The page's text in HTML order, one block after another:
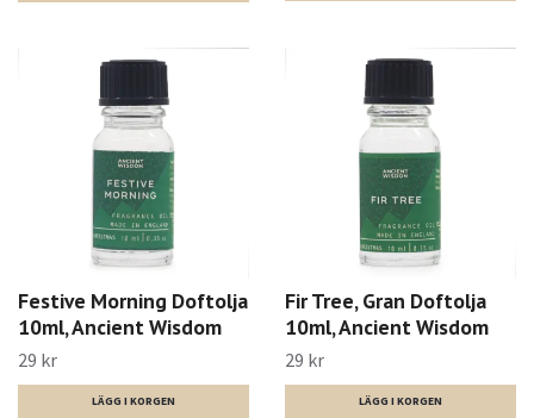
Festive Morning Doftolja
10ml, Ancient Wisdom
29 kr
Fir Tree, Gran Doftolja
10ml, Ancient Wisdom
29 kr